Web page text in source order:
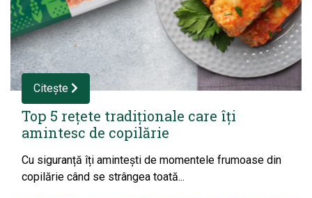
Citește
Top 5 rețete tradiționale care îți
amintesc de copilărie
Cu siguranță îți amintești de momentele frumoase din
copilărie când se strângea toată...